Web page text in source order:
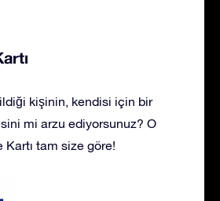
kişinin, kendisi için bir
mi arzu ediyorsunuz? O
Kartı tam size göre!